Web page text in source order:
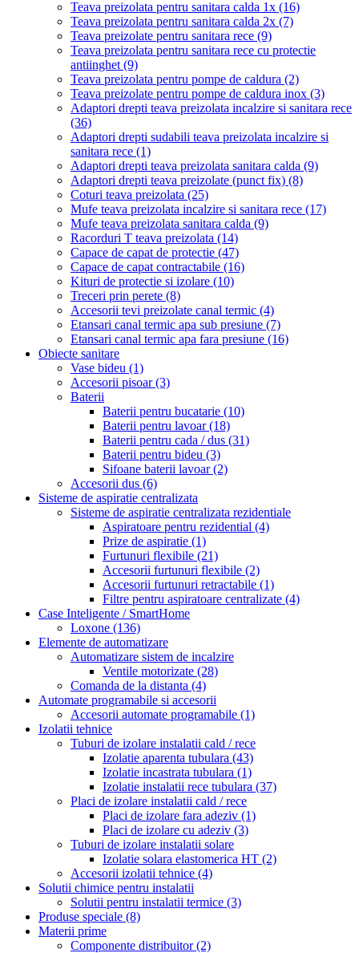
Teava preizolata pentru sanitara calda 1x (16)
Teava preizolata pentru sanitara calda 2x (7)
Teava preizolate pentru sanitara rece (9)
Teava preizolata pentru sanitara rece cu protectie
antiinghet (9)
Teava preizolata pentru pompe de caldura (2)
Teava preizolate pentru pompe de caldura inox (3)
Adaptori drepti teava preizolata incalzire si sanitara rece
(36)
Adaptori drepti sudabili teava preizolata incalzire si
sanitara rece (1)
Adaptori drepti teava preizolata sanitara calda (9)
Adaptori drepti teava preizolate (punct fix) (8)
Coturi teava preizolata (25)
Mufe teava preizolata incalzire si sanitara rece (17)
Mufe teava preizolata sanitara calda (9)
Racorduri T teava preizolata (14)
Capace de capat de protectie (47)
Capace de capat contractabile (16)
Kituri de protectie si izolare (10)
Treceri prin perete (8)
Accesorii tevi preizolate canal termic (4)
Etansari canal termic apa sub presiune (7)
Etansari canal termic apa fara presiune (16)
Obiecte sanitare
Vase bideu (1)
Accesorii pisoar(3)
Baterii
Baterii pentru bucatarie (10)
Baterii pentru lavoar(18)
Baterii pentru cada / dus (31)
Baterii pentru bideu (3)
Sifoane baterii lavoar(2)
Accesorii dus (6)
Sisteme de aspiratie centralizata
Sisteme de aspiratie centralizata rezidentiale
Aspiratoare pentru rezidential (4)
Prize de aspiratie (1)
Furtunuri flexibile (21)
Accesorii furtunuri flexibile (2)
Accesorii furtunuri retractabile (1)
Filtre pentru aspiratoare centralizate (4)
Case Inteligente / SmartHome
Loxone (136)
Elemente de automatizare
Automatizare sistem de incalzire
Ventile motorizate (28)
Comanda de la distanta (4)
Automate programabile si accesorii
Accesorii automate programabile (1)
Izolatii tehnice
Tuburi de izolare instalatii cald / rece
Izolatie aparenta tubulara (43)
Izolatie incastrata tubulara (1)
Izolatie instalatii rece tubulara (37)
Placi de izolare instalatii cald / rece
Placi de izolare fara adeziv (1)
Placi de izolare cu adeziv (3)
Tuburi de izolare instalatii solare
Izolatie solara elastomerica HT (2)
Accesorii izolatii tehnice (4)
Solutii chimice pentru instalatii
Solutii pentru instalatii termice (3)
Produse speciale (8)
Materii prime
Componente distribuitor(2)